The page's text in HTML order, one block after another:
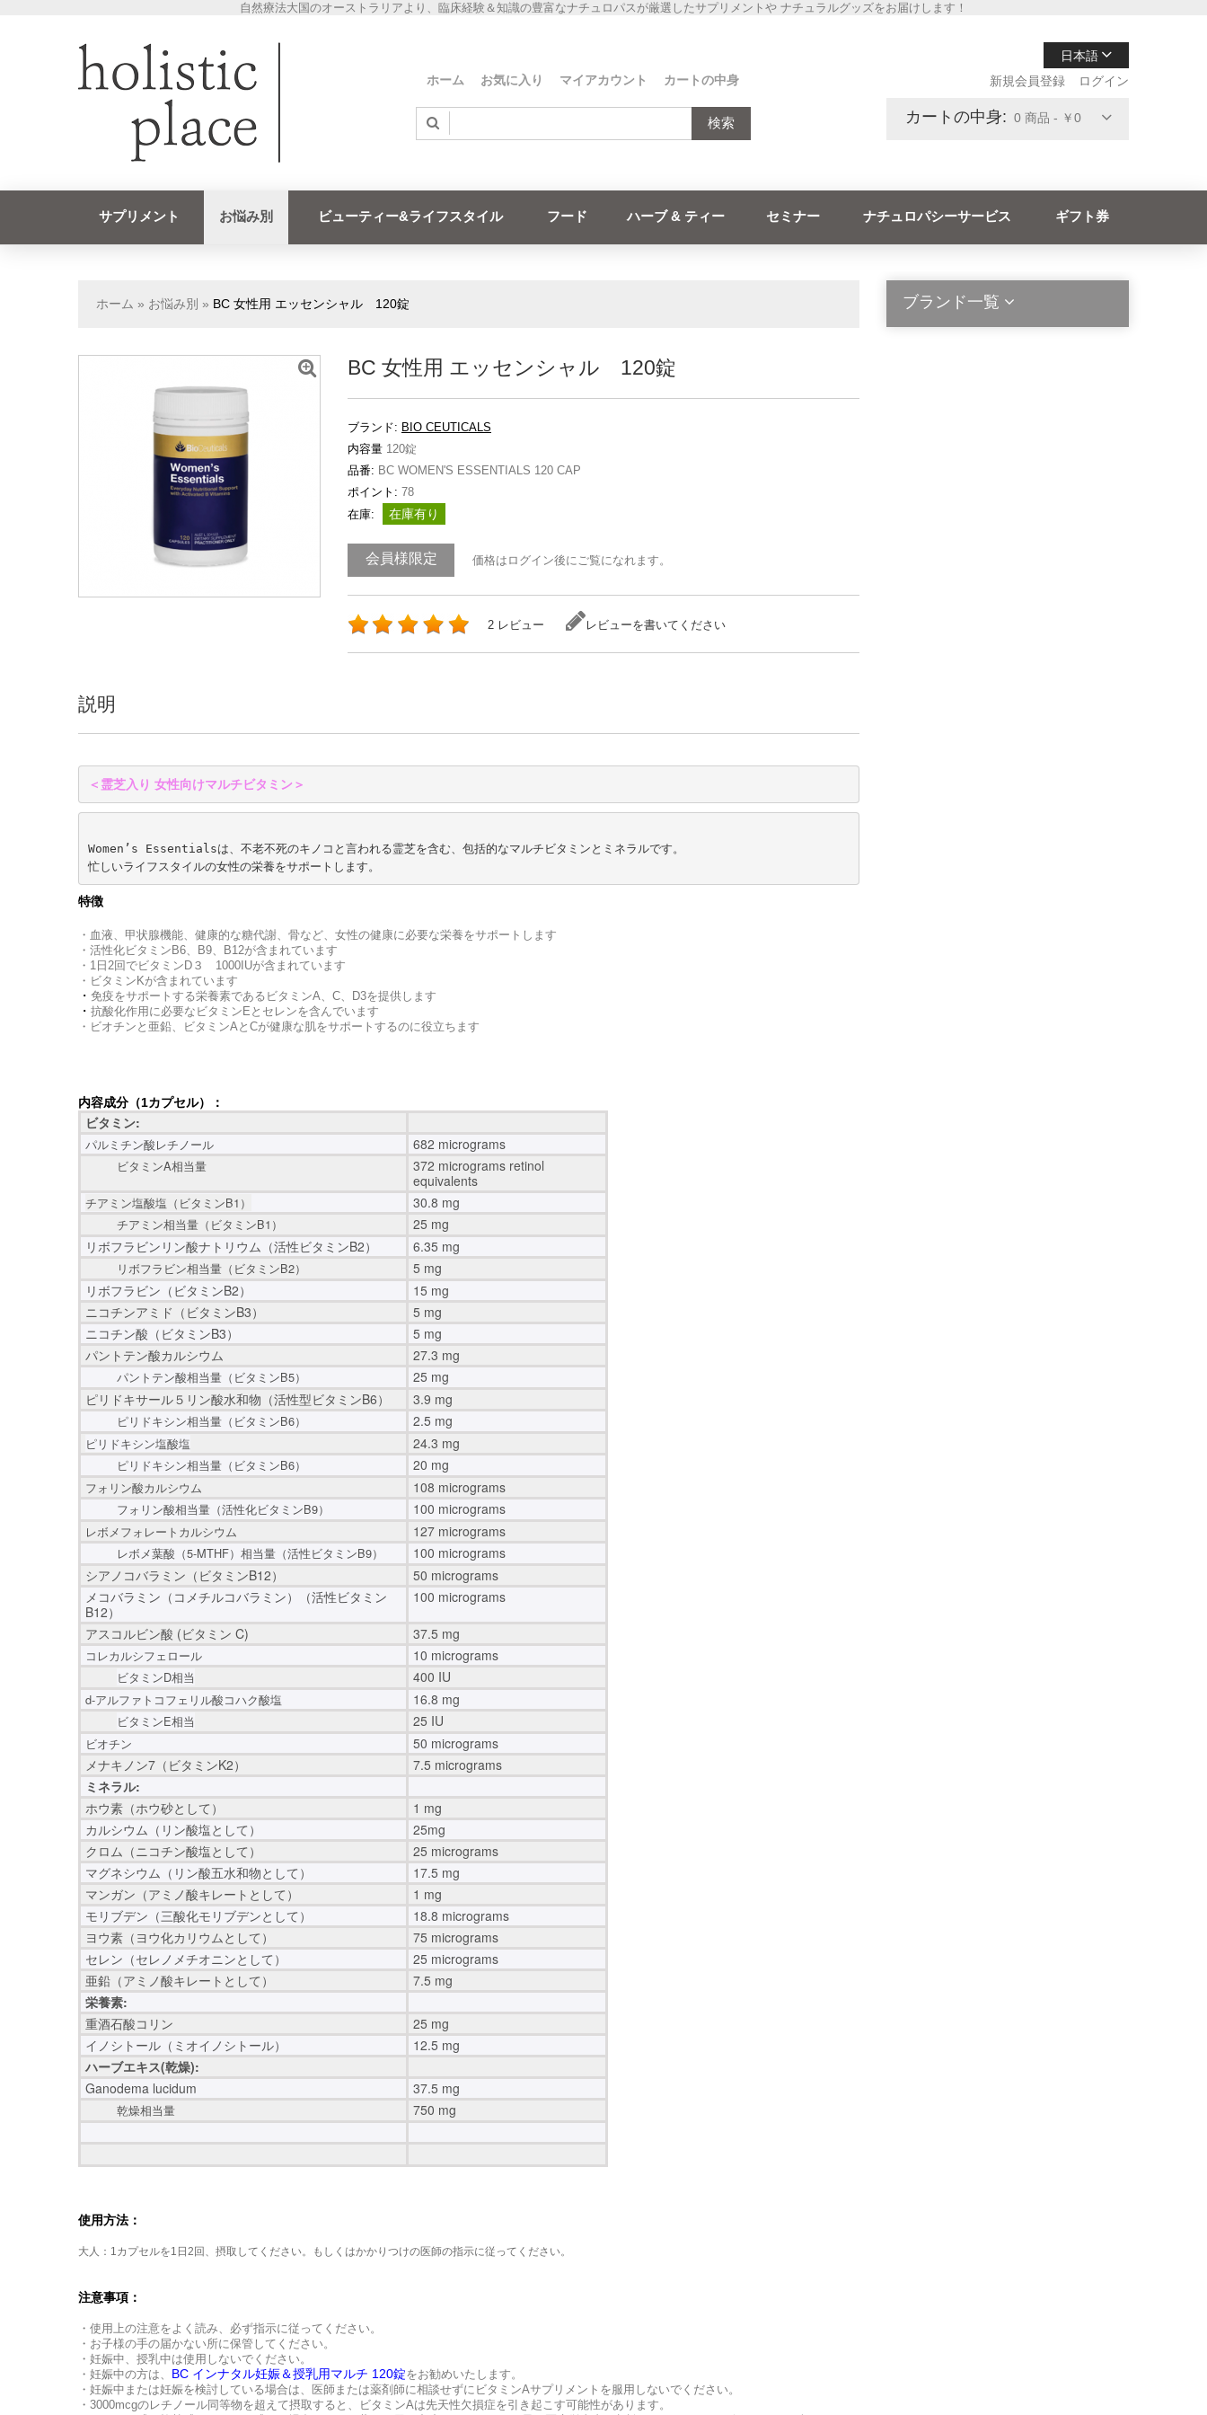
自然療法大国のオーストラリアより、臨床経験＆知識の豊富なナチュロパスが厳選したサプリメントや ナチュラルグッズをお届けします！
日本語
ログイン
新規会員登録
カートの中身: 0 商品 - ￥0
ホーム お気に入り マイアカウント カートの中身
検索
サプリメント お悩み別 ビューティー&ライフスタイル フード ハーブ & ティー セミナー ナチュロパシーサービス ギフト券
ホーム » お悩み別 » BC 女性用 エッセンシャル 120錠
BC 女性用 エッセンシャル 120錠
ブランド: BIO CEUTICALS
内容量 120錠
品番: BC WOMEN'S ESSENTIALS 120 CAP
ポイント: 78
在庫:
在庫有り
会員様限定 価格はログイン後にご覧になれます。
2 レビュー レビューを書いてください
説明
＜ 霊芝入り 女性向けマルチビタミン＞
Women’s Essentialsは、不老不死のキノコと言われる霊芝を含む、包括的なマルチビタミンとミネラルです。
忙しいライフスタイルの女性の栄養をサポートします。
特徴
・血液、甲状腺機能、健康的な糖代謝、骨など、女性の健康に必要な栄養をサポートします
・活性化ビタミンB6、B9、B12が含まれています
・1日2回でビタミンD３ 1000IUが含まれています
・ビタミンKが含まれています
・ 免疫をサポートする栄養素であるビタミンA、C、D3を提供します
・ 抗酸化作用に必要なビタミンEとセレンを含んでいます
・ビオチンと亜鉛、ビタミンAとCが健康な肌をサポートするのに役立ちます
内容成分（1カプセル）：
ビタミン:
パルミチン酸レチノール 682 micrograms
ビタミンA相当量
372 micrograms retinol
equivalents
チアミン塩酸塩（ビタミンB1） 30.8 mg
チアミン相当量（ビタミンB1）
25 mg
リボフラビンリン酸ナトリウム（活性ビタミンB2）
6.35 mg
リボフラビン相当量（ビタミンB2）
5 mg
リボフラビン（ビタミンB2）
15 mg
ニコチンアミド（ビタミンB3）
5 mg
ニコチン酸（ビタミンB3）
5 mg
パントテン酸カルシウム
27.3 mg
パントテン酸相当量（ビタミンB5）
25 mg
ピリドキサール５リン酸水和物（活性型ビタミンB6）
3.9 mg
ピリドキシン相当量（ビタミンB6） 2.5 mg
ピリドキシン塩酸塩 24.3 mg
ピリドキシン相当量（ビタミンB6） 20 mg
フォリン酸カルシウム 108 micrograms
フォリン酸相当量（活性化ビタミンB9） 100 micrograms
レボメフォレートカルシウム 127 micrograms
レボメ葉酸（5-MTHF）相当量（活性ビタミンB9）
100 micrograms
シアノコバラミン（ビタミンB12）
50 micrograms
メコバラミン（コメチルコバラミン）（活性ビタミン
B12）
100 micrograms
アスコルビン酸 (ビタミン C) 37.5 mg
コレカルシフェロール 10 micrograms
ビタミンD相当 400 IU
d-アルファトコフェリル酸コハク酸塩 16.8 mg
ビタミンE相当 25 IU
ビオチン
50 micrograms
メナキノン7（ビタミンK2）
7.5 micrograms
ミネラル:
ホウ素（ホウ砂として）
1 mg
カルシウム（リン酸塩として）
25mg
クロム（ニコチン酸塩として）
25 micrograms
マグネシウム（リン酸五水和物として）
17.5 mg
マンガン（アミノ酸キレートとして）
1 mg
モリブデン（三酸化モリブデンとして）
18.8 micrograms
ヨウ素（ヨウ化カリウムとして）
75 micrograms
セレン（セレノメチオニンとして）
25 micrograms
亜鉛（アミノ酸キレートとして）
7.5 mg
栄養素:
重酒石酸コリン
25 mg
イノシトール（ミオイノシトール）
12.5 mg
ハーブエキス(乾燥):
Ganodema lucidum
37.5 mg
乾燥相当量 750 mg
使用方法：
大人：1カプセルを1日2回、摂取してください。もしくはかかりつけの医師の指示に従ってください。
注意事項：
・使用上の注意をよく読み、必ず指示に従ってください。
・お子様の手の届かない所に保管してください。
・妊娠中、授乳中は使用しないでください。
・妊娠中の方は、 BC インナタル妊娠＆授乳用マルチ 120錠をお勧めいたします。
・妊娠中または妊娠を検討している場合は、医師または薬剤師に相談せずにビタミンAサプリメントを服用しないでください。
・3000mcgのレチノール同等物を超えて摂取すると、ビタミンAは先天性欠損症を引き起こす可能性があります。
ブランド一覧